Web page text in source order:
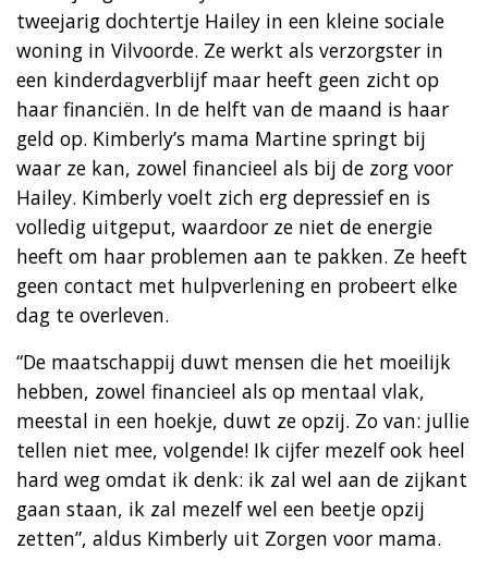
tweejarig dochtertje Hailey in een kleine sociale
woning in Vilvoorde. Ze werkt als verzorgster in
een kinderdagverblijf maar heeft geen zicht op
haar financiën. In de helft van de maand is haar
geld op. Kimberly’s mama Martine springt bij
waar ze kan, zowel financieel als bij de zorg voor
Hailey. Kimberly voelt zich erg depressief en is
volledig uitgeput, waardoor ze niet de energie
heeft om haar problemen aan te pakken. Ze heeft
geen contact met hulpverlening en probeert elke
dag te overleven.
“De maatschappij duwt mensen die het moeilijk
hebben, zowel financieel als op mentaal vlak,
meestal in een hoekje, duwt ze opzij. Zo van: jullie
tellen niet mee, volgende! Ik cijfer mezelf ook heel
hard weg omdat ik denk: ik zal wel aan de zijkant
gaan staan, ik zal mezelf wel een beetje opzij
zetten”, aldus Kimberly uit Zorgen voor mama.